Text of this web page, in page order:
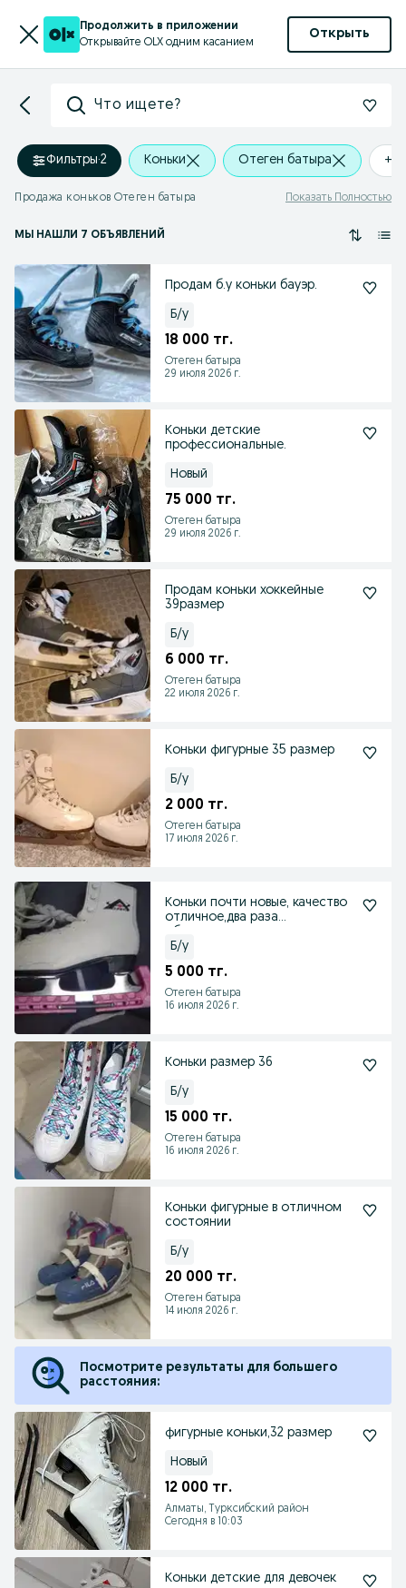
Продолжить в приложении
Открывайте OLX одним касанием
Открыть
Что ищете?
Фильтры·2 Коньки Отеген батыра +0
Продажа коньков Отеген батыра Показать Полностью
МЫ НАШЛИ 7 ОБЪЯВЛЕНИЙ
Продам б.у коньки бауэр.
Б/у
18 000 тг.
Отеген батыра
29 июля 2026 г.
Коньки детские
профессиональные.
Новый
75 000 тг.
Отеген батыра
29 июля 2026 г.
Продам коньки хоккейные
39размер
Б/у
6 000 тг.
Отеген батыра
22 июля 2026 г.
Коньки фигурные 35 размер
Б/у
2 000 тг.
Отеген батыра
17 июля 2026 г.
Коньки почти новые, качество
отличное,два раза
Б/у
5 000 тг.
Отеген батыра
16 июля 2026 г.
Коньки размер 36
Б/у
15 000 тг.
Отеген батыра
16 июля 2026 г.
Коньки фигурные в отличном
состоянии
Б/у
20 000 тг.
Отеген батыра
14 июля 2026 г.
Посмотрите результаты для большего
расстояния:
фигурные коньки,32 размер
Новый
12 000 тг.
Алматы, Турксибский район
Сегодня в 10:03
Коньки детские для девочек